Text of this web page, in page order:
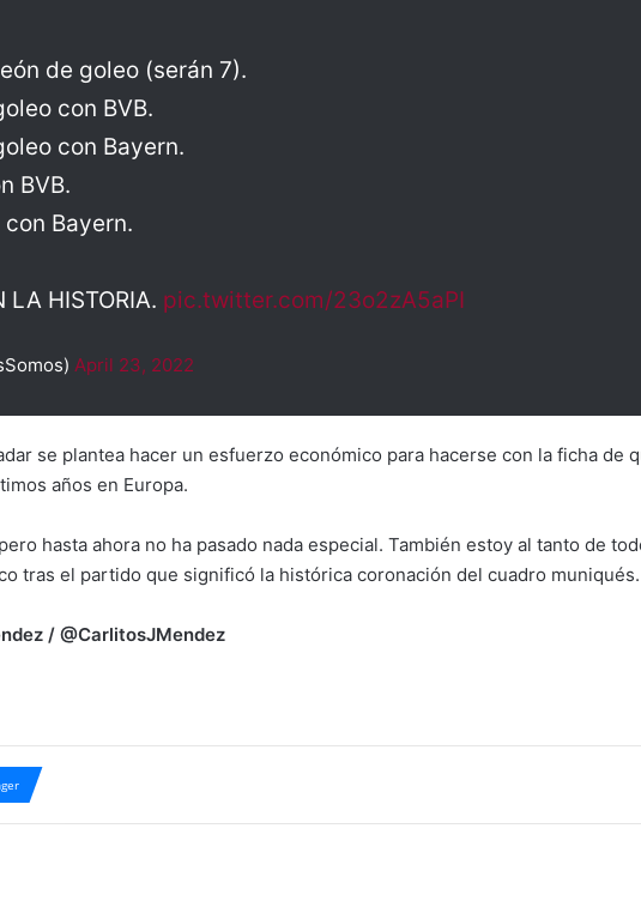
de goleo (serán 7).
con BVB.
con Bayern.
BVB.
Bayern.
LA HISTORIA. pic.twitter.com/23o2zA5aPI
April 23, 2022
se plantea hacer un esfuerzo económico para hacerse con la ficha de
años en Europa.
hasta ahora no ha pasado nada especial. También estoy al tanto de
tras el partido que significó la histórica coronación del cuadro muniqués.
/ @CarlitosJMendez